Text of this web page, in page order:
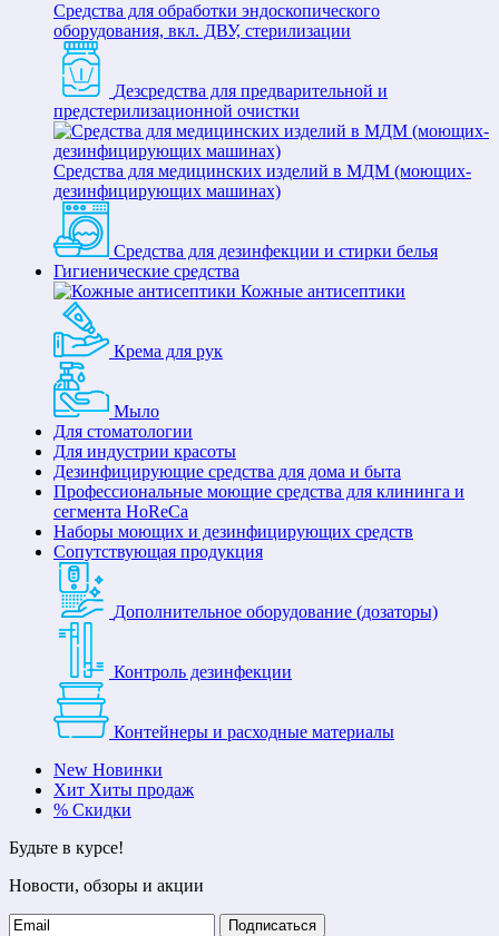
Средства для обработки эндоскопического
оборудования, вкл. ДВУ, стерилизации
Дезсредства для предварительной и
предстерилизационной очистки
Средства для медицинских изделий в МДМ (моющих-
дезинфицирующих машинах)
Средства для дезинфекции и стирки белья
Гигиенические средства
Кожные антисептики
Крема для рук
Мыло
Для стоматологии
Для индустрии красоты
Дезинфицирующие средства для дома и быта
Профессиональные моющие средства для клининга и
сегмента HoReCa
Наборы моющих и дезинфицирующих средств
Сопутствующая продукция
Дополнительное оборудование (дозаторы)
Контроль дезинфекции
Контейнеры и расходные материалы
New Новинки
Хит Хиты продаж
% Скидки
Будьте в курсе!
Новости, обзоры и акции
Подписаться